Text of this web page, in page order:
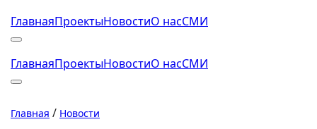
ГлавнаяПроектыНовостиО насСМИ
ГлавнаяПроектыНовостиО насСМИ
Главная / Новости